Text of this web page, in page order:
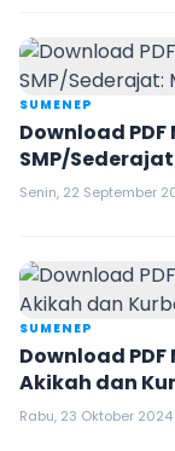
SUMENEP
Download PDF
SMP/
Senin, 22 September
SUMENEP
Download PDF
Akikah dan
Rabu, 23 Oktober 2024 |